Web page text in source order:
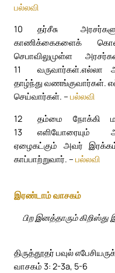
பல்லவி
10
தர்சீசு
காணிக்கைகளைக்
செபாவிலுமுள்ள
வருவார்கள்.
11
எல்லா
தாழ்ந்து வணங்குவார்கள்.
செய்வார்கள். – பல்லவி
12
தம்மை நோக்கி
எளியோரையும்
13
ஏழைகட்கும் அவர்
காப்பாற்றுவார். – பல்லவி
இரண்டாம் வாசகம்
பிற இனத்தாரும்
திருத்தூதர் பவுல்
வாசகம் 3: 2-3a, 5-6